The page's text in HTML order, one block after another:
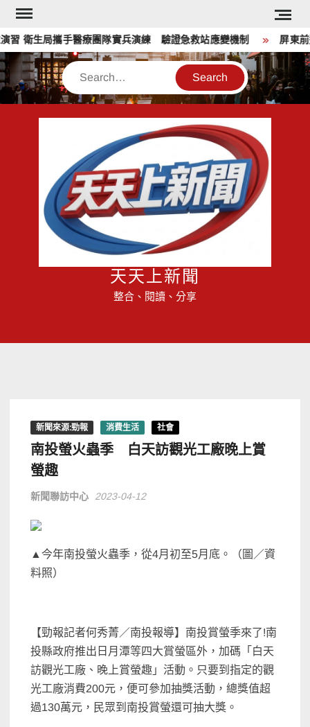
Skip
content
衛生局攜手醫療團隊實兵演練 驗證急救站應變機制 屏東前進
Search
天天上新聞
整合、閱讀、分享
新聞來源:勁報 消費生活 社會
南投螢火蟲季 白天訪觀光工廠晚上賞
螢趣
新聞聯訪中心 2023-04-12
▲今年南投螢火蟲季，從4月初至5月底。（圖／資
料照）
【勁報記者何秀菁／南投報導】南投賞螢季來了!南
投縣政府推出日月潭等四大賞螢區外，加碼「白天
訪觀光工廠、晚上賞螢趣」活動。只要到指定的觀
光工廠消費200元，便可參加抽獎活動，總獎值超
過130萬元，民眾到南投賞螢還可抽大獎。